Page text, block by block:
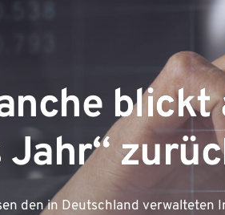
blickt
Jahr“
den in Deutschland verwalteten